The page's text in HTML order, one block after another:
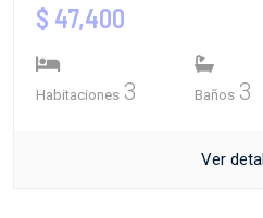
$ 47,400
Habitaciones 3 Baños 3
Ver